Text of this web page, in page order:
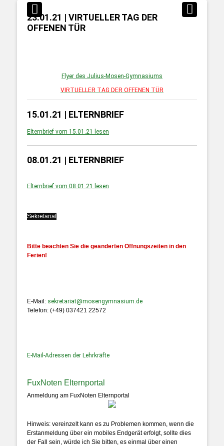
23.01.21 | VIRTUELLER TAG DER
OFFENEN TÜR
Flyer des Julius-Mosen-Gymnasiums
VIRTUELLER TAG DER OFFENEN TÜR
15.01.21 | ELTERNBRIEF
Elternbrief vom 15.01.21 lesen
08.01.21 | ELTERNBRIEF
Elternbrief vom 08.01.21 lesen
Sekretariat
Bitte beachten Sie die geänderten Öffnungszeiten in den
Ferien!
E-Mail: sekretariat@mosengymnasium.de
Telefon: (+49) 037421 22572
E-Mail-Adressen der Lehrkräfte
FuxNoten Elternportal
Anmeldung am FuxNoten Elternportal
Hinweis: vereinzelt kann es zu Problemen kommen, wenn die
Erstanmeldung über ein mobiles Endgerät erfolgt, sollte dies
der Fall sein, würde ich Sie bitten, es einmal über einen